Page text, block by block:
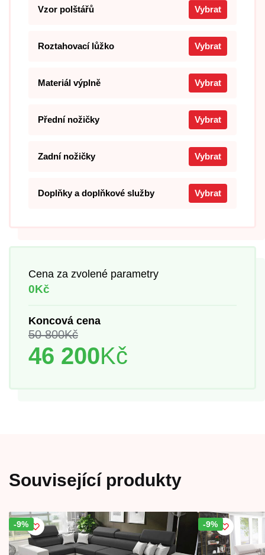
Vzor polštářů Vybrat
Roztahovací lůžko Vybrat
Materiál výplně Vybrat
Přední nožičky Vybrat
Zadní nožičky Vybrat
Doplňky a doplňkové služby Vybrat
Cena za zvolené parametry
0Kč
Koncová cena
50 800Kč
46 200Kč
Související produkty
Sleva!
-9% Sleva!
-9%